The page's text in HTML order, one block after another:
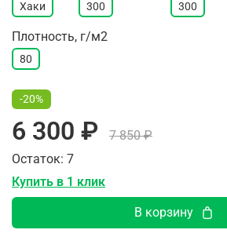
Хаки 300 300
Плотность, г/м2
80
-20%
6 300 ₽
7 850 ₽
Остаток: 7
Купить в 1 клик
В корзину